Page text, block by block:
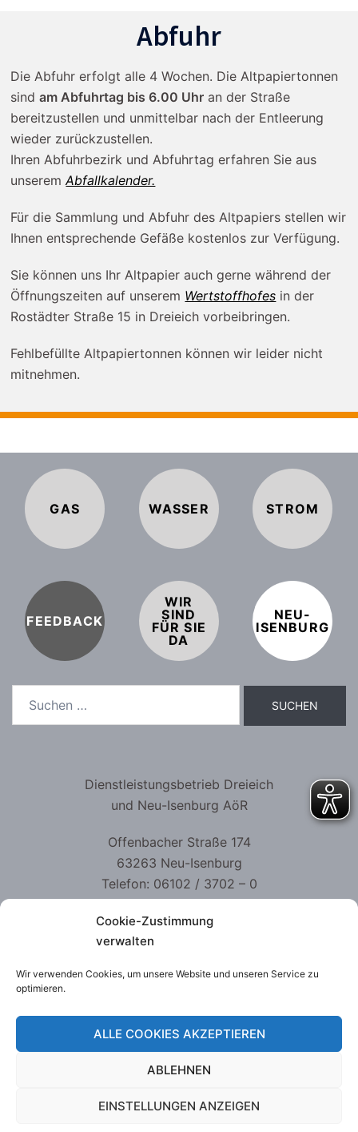
Cookie-Zustimmung
verwalten
Wir verwenden Cookies, um unsere Website und unseren Service zu
optimieren.
ALLE COOKIES AKZEPTIEREN
ABLEHNEN
EINSTELLUNGEN ANZEIGEN
Abfuhr
Die Abfuhr erfolgt alle 4 Wochen. Die Altpapiertonnen
sindam Abfuhrtag bis 6.00 Uhr an der Straße
bereitzustellen und unmittelbar nach der Entleerung
wieder zurückzustellen.
Ihren Abfuhrbezirk und Abfuhrtag erfahren Sie aus
unseremAbfallkalender.
Für die Sammlung und Abfuhr des Altpapiers stellen wir
Ihnen entsprechende Gefäße kostenlos zur Verfügung.
Sie können uns Ihr Altpapier auch gerne während der
Öffnungszeiten auf unserem Wertstoffhofes in der
Rostädter Straße 15 in Dreieich vorbeibringen.
Fehlbefüllte Altpapiertonnen können wir leider nicht
mitnehmen.
GAS WASSER STROM
FEEDBACK
WIR
SIND
FÜR SIE
DA
NEU-
ISENBURG
Dienstleistungsbetrieb Dreieich
und Neu-Isenburg AöR
Offenbacher Straße 174
63263 Neu-Isenburg
Telefon: 06102 / 3702 – 0
kontakt@dlb-aoer.de
Datenschutzerklärung
Impressum